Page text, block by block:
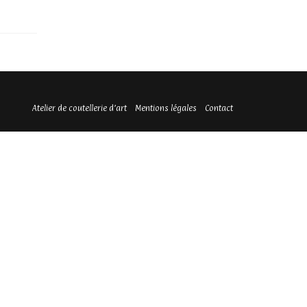
Atelier de coutellerie d’art Mentions légales Contact